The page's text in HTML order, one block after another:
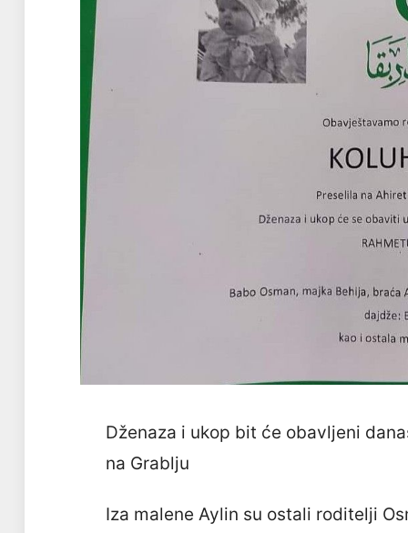
Dženaza i ukop bit će obavljeni
na Grablju
Iza malene Aylin su ostali roditelji